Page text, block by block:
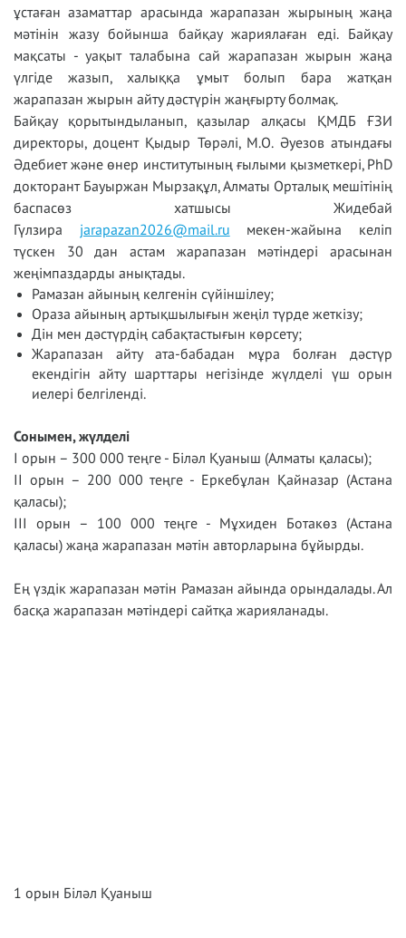
ұстаған азаматтар арасында жарапазан жырының жаңа
мәтінін жазу бойынша байқау жариялаған еді. Байқау
мақсаты - уақыт талабына сай жарапазан жырын жаңа
үлгіде жазып, халыққа ұмыт болып бара жатқан
жарапазан жырын айту дәстүрін жаңғырту болмақ.
Байқау қорытындыланып, қазылар алқасы ҚМДБ ҒЗИ
директоры, доцент Қыдыр Төрәлі, М.О. Әуезов атындағы
Әдебиет және өнер институтының ғылыми қызметкері, PhD
докторант Бауыржан Мырзақұл, Алматы Орталық мешітінің
баспасөз хатшысы Жидебай
Гүлзира jarapazan2026@mail.ru мекен-жайына келіп
түскен 30 дан астам жарапазан мәтіндері арасынан
жеңімпаздарды анықтады.
Рамазан айының келгенін сүйіншілеу;
Ораза айының артықшылығын жеңіл түрде жеткізу;
Дін мен дәстүрдің сабақтастығын көрсету;
Жарапазан айту ата-бабадан мұра болған дәстүр
екендігін айту шарттары негізінде жүлделі үш орын
иелері белгіленді.
Сонымен, жүлделі
І орын – 300 000 теңге - Біләл Қуаныш (Алматы қаласы);
ІІ орын – 200 000 теңге - Еркебұлан Қайназар (Астана
қаласы);
ІІІ орын – 100 000 теңге - Мұхиден Ботакөз (Астана
қаласы) жаңа жарапазан мәтін авторларына бұйырды.
Ең үздік жарапазан мәтін Рамазан айында орындалады. Ал
басқа жарапазан мәтіндері сайтқа жарияланады.
1 орын Біләл Қуаныш